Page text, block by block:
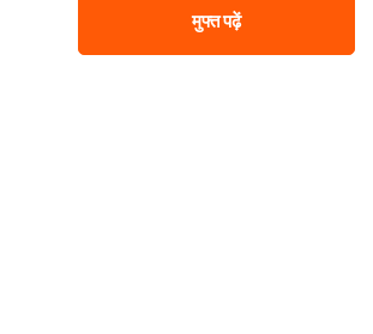
मुफ्त पढ़ें